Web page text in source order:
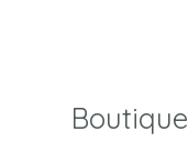
Boutique